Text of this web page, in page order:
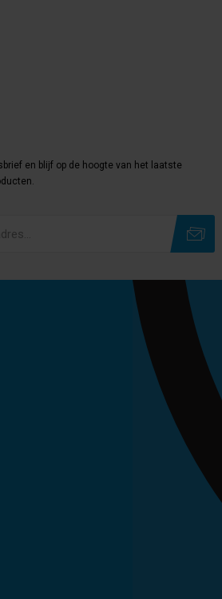
en blijf op de hoogte van het laatste